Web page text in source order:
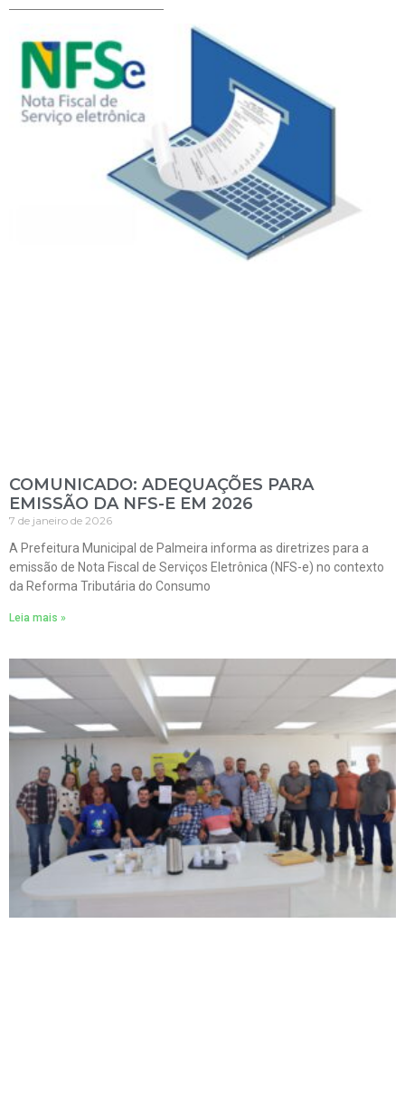
COMUNICADO: ADEQUAÇÕES PARA
EMISSÃO DA NFS-E EM 2026
7 de janeiro de 2026
A Prefeitura Municipal de Palmeira informa as diretrizes para a
emissão de Nota Fiscal de Serviços Eletrônica (NFS-e) no contexto
da Reforma Tributária do Consumo
Leia mais »